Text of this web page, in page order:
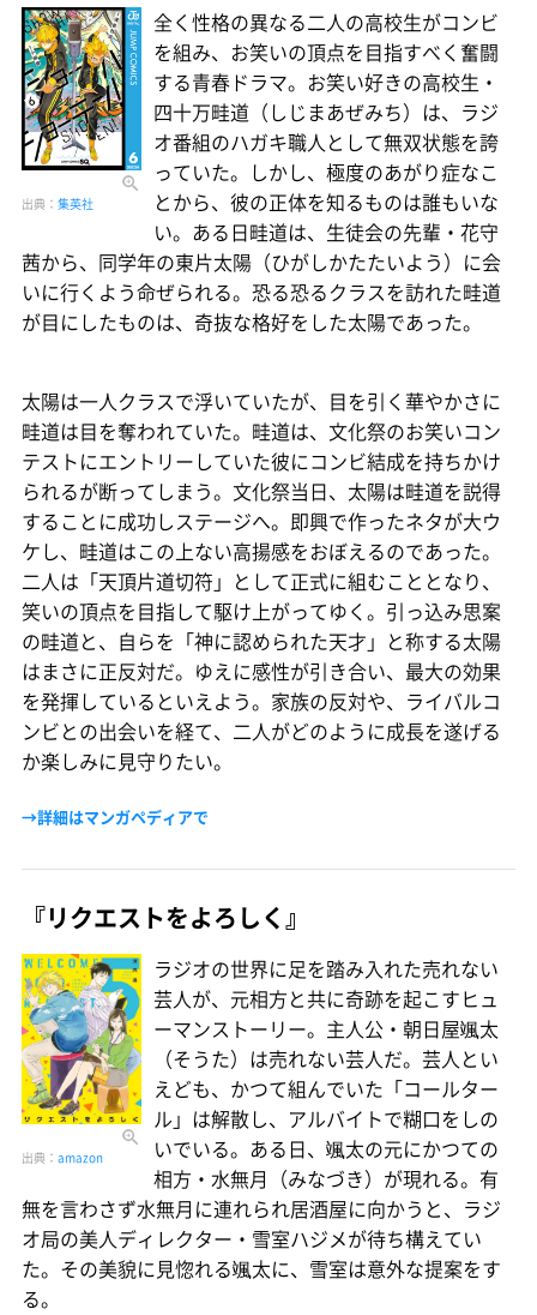
出典： 集英社
全く性格の異なる二人の高校生がコンビ
を組み、お笑いの頂点を目指すべく奮闘
する青春ドラマ。お笑い好きの高校生・
四十万畦道（しじまあぜみち）は、ラジ
オ番組のハガキ職人として無双状態を誇
っていた。しかし、極度のあがり症なこ
とから、彼の正体を知るものは誰もいな
い。ある日畦道は、生徒会の先輩・花守
茜から、同学年の東片太陽（ひがしかたたいよう）に会
いに行くよう命ぜられる。恐る恐るクラスを訪れた畦道
が目にしたものは、奇抜な格好をした太陽であった。
太陽は一人クラスで浮いていたが、目を引く華やかさに
畦道は目を奪われていた。畦道は、文化祭のお笑いコン
テストにエントリーしていた彼にコンビ結成を持ちかけ
られるが断ってしまう。文化祭当日、太陽は畦道を説得
することに成功しステージへ。即興で作ったネタが大ウ
ケし、畦道はこの上ない高揚感をおぼえるのであった。
二人は「天頂片道切符」として正式に組むこととなり、
笑いの頂点を目指して駆け上がってゆく。引っ込み思案
の畦道と、自らを「神に認められた天才」と称する太陽
はまさに正反対だ。ゆえに感性が引き合い、最大の効果
を発揮しているといえよう。家族の反対や、ライバルコ
ンビとの出会いを経て、二人がどのように成長を遂げる
か楽しみに見守りたい。
→詳細はマンガペディアで
『リクエストをよろしく』
出典： amazon
ラジオの世界に足を踏み入れた売れない
芸人が、元相方と共に奇跡を起こすヒュ
ーマンストーリー。主人公・朝日屋颯太
（そうた）は売れない芸人だ。芸人とい
えども、かつて組んでいた「コールター
ル」は解散し、アルバイトで糊口をしの
いでいる。ある日、颯太の元にかつての
相方・水無月（みなづき）が現れる。有
無を言わさず水無月に連れられ居酒屋に向かうと、ラジ
オ局の美人ディレクター・雪室ハジメが待ち構えてい
た。その美貌に見惚れる颯太に、雪室は意外な提案をす
る。